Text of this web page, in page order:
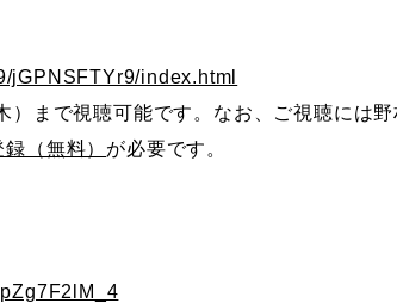
jGPNSFTYr9/index.html
まで視聴可能です。なお、ご視聴には
（無料） が必要です。